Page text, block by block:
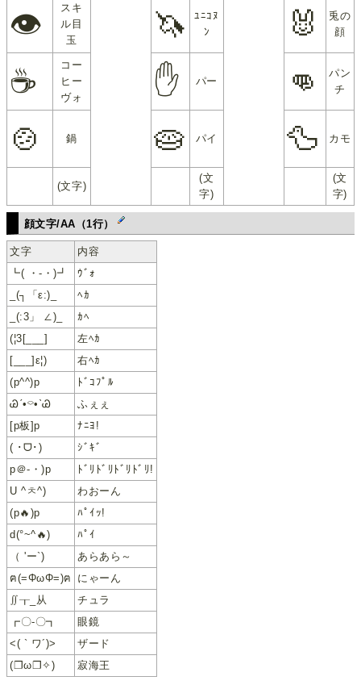
👁
スキ
ル目
玉
🦄
ﾕﾆｺﾇ
ﾝ
🐰
兎の
顔
☕
コー
ヒー
ヴォ
✋ パー 👊
パン
チ
🍲 鍋 🥧 パイ 🦆 カモ
(文字)
(文
字)
(文
字)
顔文字/AA（1行）
文字
内容
┗( ・-・)┛
ｳﾞｫ
_(┐「ε:)_
ﾍｶ
_(:3」 ∠)_
ｶﾍ
(¦3[___]
左ﾍｶ
[___]ε¦)
右ﾍｶ
(p^^)p
ﾄﾞｺﾌﾟﾙ
Ꮚˊ•⌔•ˋᏊ
ふぇぇ
[p板]p
ﾅﾆﾖ!
( ･ᗜ･)
ｼﾞｷﾞ
p＠‐・)p
ﾄﾞﾘﾄﾞﾘﾄﾞﾘﾄﾞﾘ!
U ^ㅊ^)
わおーん
(p🔥)p
ﾊﾟｲｯ!
d(°~^🔥)
ﾊﾟｲ
（ 'ー`)
あらあら～
ฅ(=ΦωΦ=)ฅ
にゃーん
∬┰_从
チュラ
┏〇-〇┓
眼鏡
<( ` ワ´)>
ザード
(❐ω❐✧)
寂海王